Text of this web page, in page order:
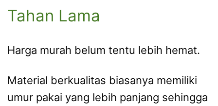
Tahan Lama
Harga murah belum tentu lebih hemat.
Material berkualitas biasanya memiliki
umur pakai yang lebih panjang sehingga